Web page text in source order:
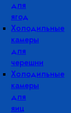
для
ягод
Холодильные
камеры
для
черешни
Холодильные
камеры
для
яиц